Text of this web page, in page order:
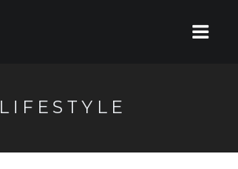
LIFESTYLE